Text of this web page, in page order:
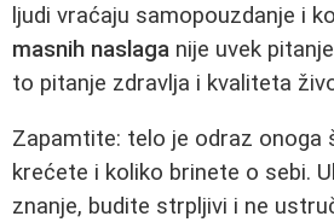
ljudi vraćaju samopouzdanje i
masnih naslaga nije uvek
to pitanje zdravlja i kvaliteta
Zapamtite: telo je odraz onoga
krećete i koliko brinete o sebi.
znanje, budite strpljivi i ne